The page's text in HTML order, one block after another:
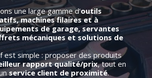
une large gamme d’outils
machines filaires et à
de garage, servantes
mécaniques et solutions de
est simple : proposer des produits
rapport qualité/prix, tout en
service client de proximité.